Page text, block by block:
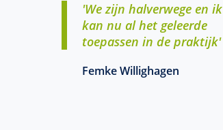
'We zijn halverwege en ik
kan nu al het geleerde
toepassen in de praktijk'
Femke Willighagen